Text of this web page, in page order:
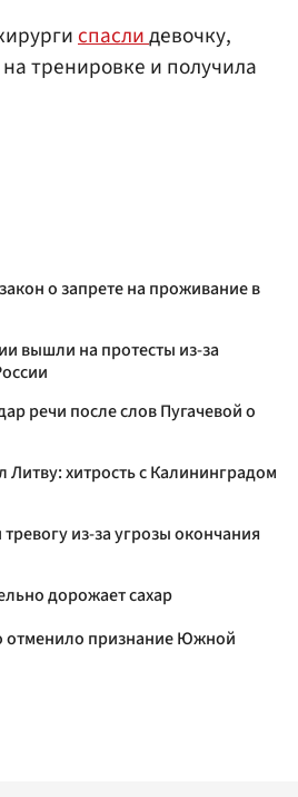
спаслидевочку,
тренировке и получила
о запрете на проживание в
вышли на протесты из-за
речи после слов Пугачевой о
Литву: хитрость с Калининградом
из-за угрозы окончания
дорожает сахар
отменило признание Южной